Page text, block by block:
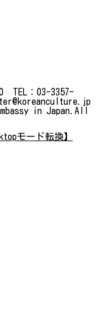
TEL：03-3357-
in Japan.All
モード転換】